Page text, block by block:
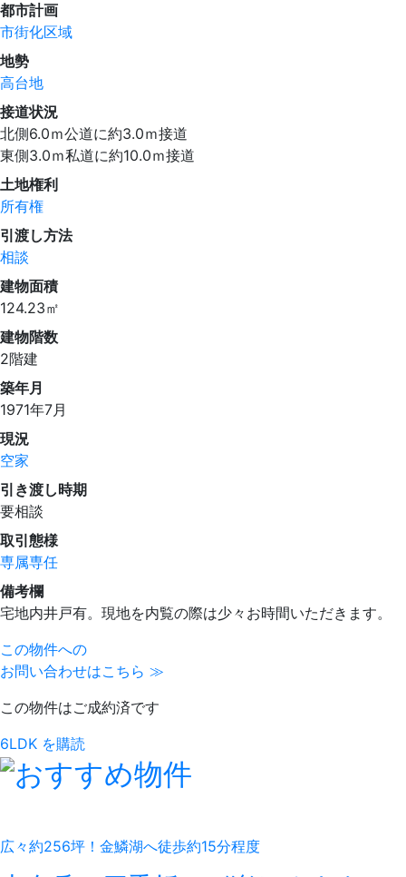
都市計画
市街化区域
地勢
高台地
接道状況
北側6.0ｍ公道に約3.0ｍ接道
東側3.0ｍ私道に約10.0ｍ接道
土地権利
所有権
引渡し方法
相談
建物面積
124.23㎡
建物階数
2階建
築年月
1971年7月
現況
空家
引き渡し時期
要相談
取引態様
専属専任
備考欄
宅地内井戸有。現地を内覧の際は少々お時間いただきます。
この物件への
お問い合わせはこちら ≫
この物件はご成約済です
6LDK を購読
広々約256坪！金鱗湖へ徒歩約15分程度